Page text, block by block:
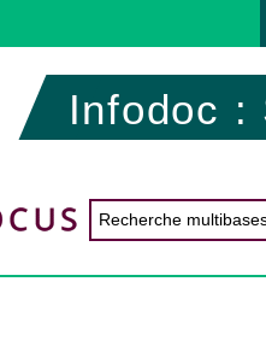
Infodoc :